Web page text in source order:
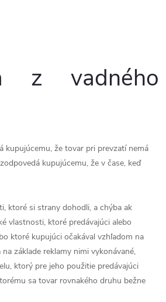
z vadného
kupujúcemu, že tovar pri prevzatí nemá
kupujúcemu, že v čase, keď
ktoré si strany dohodli, a chýba ak
vlastnosti, ktoré predávajúci alebo
ktoré kupujúci očakával vzhľadom na
základe reklamy nimi vykonávané,
ktorý pre jeho použitie predávajúci
sa tovar rovnakého druhu bežne